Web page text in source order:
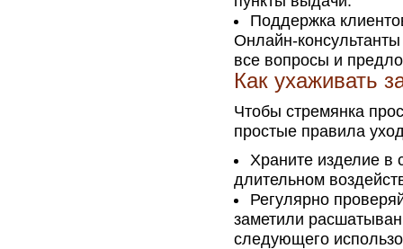
Поддержка
Онлайн-
все вопросы и
Как ухаживать
Чтобы стремянка
простые правила
Храните изделие в
длительном
Регулярно
заметили
следующего